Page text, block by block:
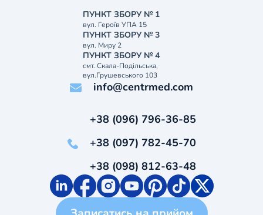
ПУНКТ ЗБОРУ № 1
вул. Героїв УПА 15
ПУНКТ ЗБОРУ № 3
вул. Миру 2
ПУНКТ ЗБОРУ № 4
смт. Скала-Подільська,
вул.Грушевського 103
info@centrmed.com
+38 (096) 796-36-85
+38 (097) 782-45-70
+38 (098) 812-63-48